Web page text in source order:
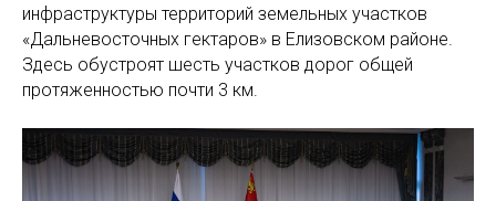
инфраструктуры территорий земельных участков
«Дальневосточных гектаров» в Елизовском районе.
Здесь обустроят шесть участков дорог общей
протяженностью почти 3 км.